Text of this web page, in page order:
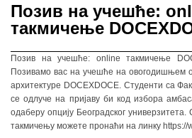
Позив на учешће:
такмичење
Позив на учешће: online такмичење
Позивамо вас на учешће на овогодишњем
архитектуре DOCEXDOCE. Студенти са
се одлуче на пријаву би код избора
одаберу опцију Београдског
такмичењу можете пронаћи на линку https://